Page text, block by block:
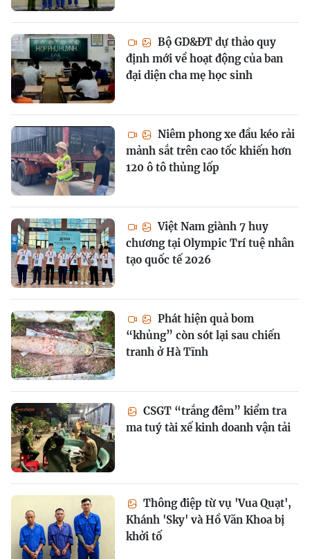
Bộ GD&ĐT dự thảo quy
định mới về hoạt động của ban
đại diện cha mẹ học sinh
Niêm phong xe đầu kéo rải
mảnh sắt trên cao tốc khiến hơn
120 ô tô thủng lốp
Việt Nam giành 7 huy
chương tại Olympic Trí tuệ nhân
tạo quốc tế 2026
Phát hiện quả bom
“khủng” còn sót lại sau chiến
tranh ở Hà Tĩnh
CSGT “trắng đêm” kiểm tra
ma tuý tài xế kinh doanh vận tải
Thông điệp từ vụ 'Vua Quạt',
Khánh 'Sky' và Hồ Văn Khoa bị
khởi tố